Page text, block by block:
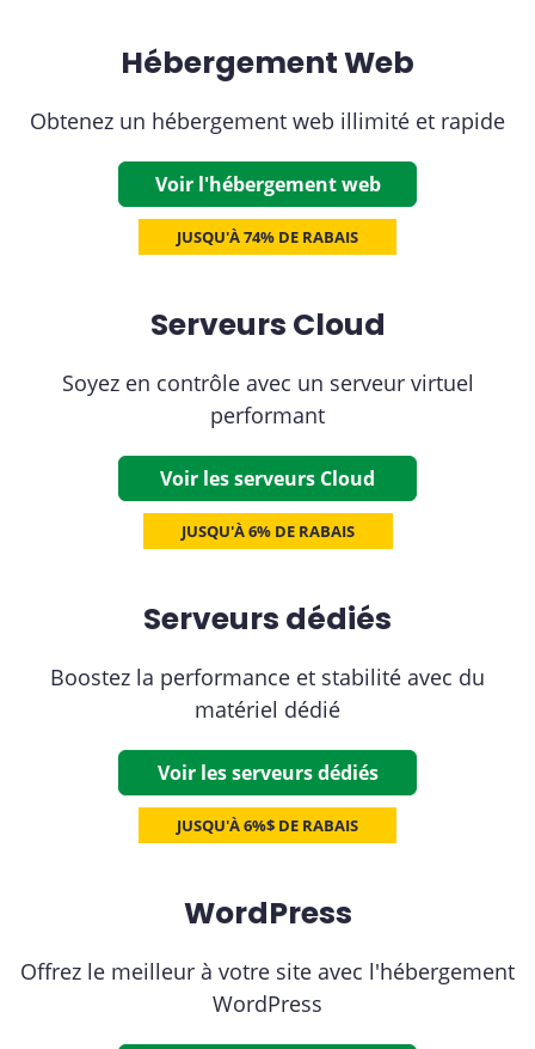
Hébergement Web
Obtenez un hébergement web illimité et rapide
Voir l'hébergement web
JUSQU'À 74% DE RABAIS
Serveurs Cloud
Soyez en contrôle avec un serveur virtuel
performant
Voir les serveurs Cloud
JUSQU'À 6% DE RABAIS
Serveurs dédiés
Boostez la performance et stabilité avec du
matériel dédié
Voir les serveurs dédiés
JUSQU'À 6%$ DE RABAIS
WordPress
Offrez le meilleur à votre site avec l'hébergement
WordPress